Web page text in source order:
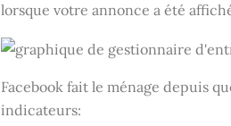
lorsque votre annonce a été
Facebook fait le ménage depuis
indicateurs: